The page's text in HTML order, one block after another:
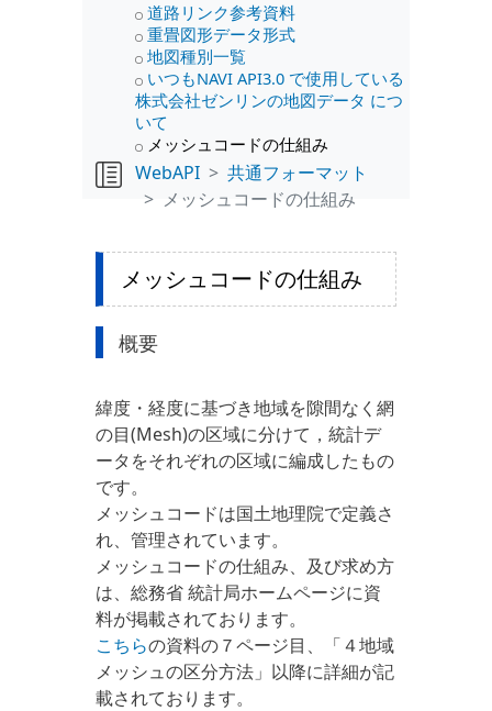
道路リンク参考資料
重畳図形データ形式
地図種別一覧
いつもNAVI API3.0 で使用している
株式会社ゼンリンの地図データ につ
いて
メッシュコードの仕組み
WebAPI
共通フォーマット
メッシュコードの仕組み
メッシュコードの仕組み
概要
緯度・経度に基づき地域を隙間なく網
の目(Mesh)の区域に分けて，統計デ
ータをそれぞれの区域に編成したもの
です。
メッシュコードは国土地理院で定義さ
れ、管理されています。
メッシュコードの仕組み、及び求め方
は、総務省 統計局ホームページに資
料が掲載されております。
こちらの資料の７ページ目、「４地域
メッシュの区分方法」以降に詳細が記
載されております。